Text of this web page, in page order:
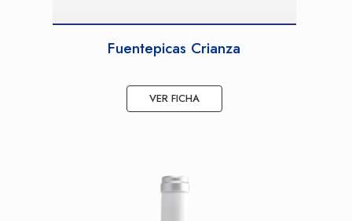
Fuentepicas Crianza
VER FICHA